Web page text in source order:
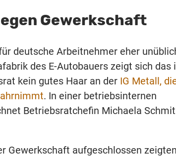
Gewerkschaft
deutsche Arbeitnehmer eher
des E-Autobauers zeigt sich das
kein gutes Haar an der IG Metall,
. In einer betriebsinternen
Betriebsratchefin Michaela
Gewerkschaft aufgeschlossen